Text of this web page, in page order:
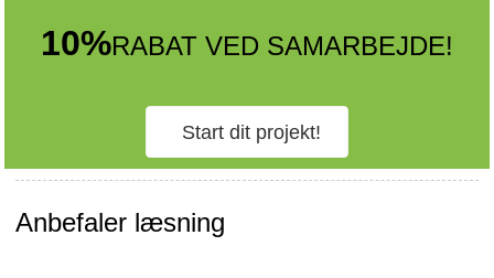
10%RABAT VED SAMARBEJDE!
Start dit projekt!
Anbefaler læsning